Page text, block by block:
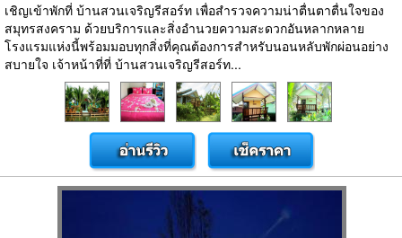
เชิญเข้าพักที่ บ้านสวนเจริญรีสอร์ท เพื่อสำรวจความน่าตื่นตาตื่นใจของ
สมุทรสงคราม ด้วยบริการและสิ่งอำนวยความสะดวกอันหลากหลาย
โรงแรมแห่งนี้พร้อมมอบทุกสิ่งที่คุณต้องการสำหรับนอนหลับพักผ่อนอย่าง
สบายใจ เจ้าหน้าที่ที่ บ้านสวนเจริญรีสอร์ท...